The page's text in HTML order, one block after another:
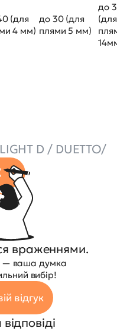
(для
4 мм)
до 30 (для
плями 5 мм)
до
(для
D / DUETTO/
враженнями.
— ваша думка
вибір!
відгук